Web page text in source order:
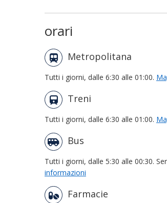
orari
Metropolitana
Tutti i giorni, dalle 6:30 alle 01:00.
Treni
Tutti i giorni, dalle 6:30 alle 01:00.
Bus
Tutti i giorni, dalle 5:30 alle 00:30.
informazioni
Farmacie